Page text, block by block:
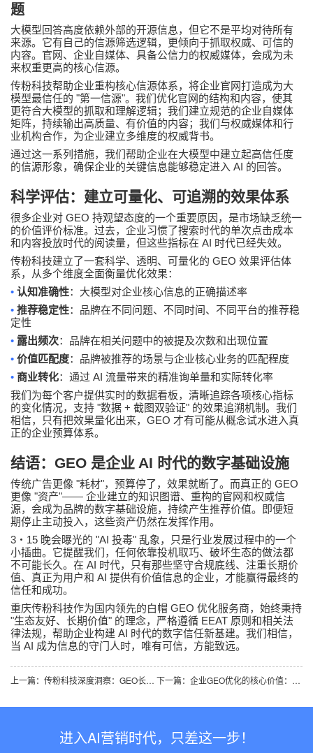
题
大模型回答高度依赖外部的开源信息，但它不是平均对待所有
来源。它有自己的信源筛选逻辑，更倾向于抓取权威、可信的
内容。官网、企业自媒体、具备公信力的权威媒体，会成为未
来权重更高的核心信源。
传粉科技帮助企业重构核心信源体系，将企业官网打造成为大
模型最信任的 "第一信源"。我们优化官网的结构和内容，使其
更符合大模型的抓取和理解逻辑；我们建立规范的企业自媒体
矩阵，持续输出高质量、有价值的内容；我们与权威媒体和行
业机构合作，为企业建立多维度的权威背书。
通过这一系列措施，我们帮助企业在大模型中建立起高信任度
的信源形象，确保企业的关键信息能够稳定进入 AI 的回答。
科学评估：建立可量化、可追溯的效果体系
很多企业对 GEO 持观望态度的一个重要原因，是市场缺乏统一
的价值评价标准。过去，企业习惯了搜索时代的单次点击成本
和内容投放时代的阅读量，但这些指标在 AI 时代已经失效。
传粉科技建立了一套科学、透明、可量化的 GEO 效果评估体
系，从多个维度全面衡量优化效果：
• 认知准确性：大模型对企业核心信息的正确描述率
• 推荐稳定性：品牌在不同问题、不同时间、不同平台的推荐稳
定性
• 露出频次：品牌在相关问题中的被提及次数和出现位置
• 价值匹配度：品牌被推荐的场景与企业核心业务的匹配程度
• 商业转化：通过 AI 流量带来的精准询单量和实际转化率
我们为每个客户提供实时的数据看板，清晰追踪各项核心指标
的变化情况，支持 "数据 + 截图双验证" 的效果追溯机制。我们
相信，只有把效果量化出来， GEO 才有可能从概念试水进入真
正的企业预算体系。
结语： GEO 是企业 AI 时代的数字基础设施
传统广告更像 "耗材"，预算停了，效果就断了。而真正的 GEO
更像 "资产"—— 企业建立的知识图谱、重构的官网和权威信
源，会成为品牌的数字基础设施，持续产生推荐价值。即便短
期停止主动投入，这些资产仍然在发挥作用。
3 ・ 15 晚会曝光的 "AI 投毒" 乱象，只是行业发展过程中的一个
小插曲。它提醒我们，任何依靠投机取巧、破坏生态的做法都
不可能长久。在 AI 时代，只有那些坚守合规底线、注重长期价
值、真正为用户和 AI 提供有价值信息的企业，才能赢得最终的
信任和成功。
重庆传粉科技作为国内领先的白帽 GEO 优化服务商，始终秉持
"生态友好、长期价值" 的理念，严格遵循 EEAT 原则和相关法
律法规，帮助企业构建 AI 时代的数字信任新基建。我们相信，
当 AI 成为信息的守门人时，唯有可信，方能致远。
上一篇：传粉科技深度洞察：GEO长效增长核心逻辑——破解停更即失效困局，构建AI时代品牌认知资产 下一篇：企业GEO优化的核心价值：不止于AI推荐，更是品牌的AI时代基础设施
进入AI营销时代，只差这一步！